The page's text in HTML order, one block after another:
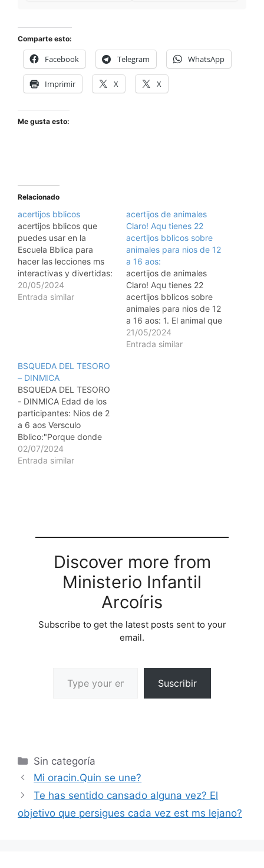
Comparte esto:
Facebook Telegram WhatsApp
Imprimir X X
Me gusta esto:
Relacionado
acertijos bblicos
acertijos bblicos que
puedes usar en la
Escuela Bblica para
hacer las lecciones ms
interactivas y divertidas:
Acertijos Bblicos Acertijo:
Pista: En el principio, fui
Pista: Dios me us para…
20/05/2024
Entrada similar
acertijos de animales
Claro! Aqu tienes 22
acertijos bblicos sobre
animales para nios de 12
a 16 aos:
acertijos de animales
Claro! Aqu tienes 22
acertijos bblicos sobre
animales para nios de 12
a 16 aos: 1. El animal que
transport a María Soy un
animal de carga que
21/05/2024
Entrada similar
BSQUEDA DEL TESORO
– DINMICA
BSQUEDA DEL TESORO
- DINMICA Edad de los
participantes: Nios de 2
a 6 aos Versculo
Bblico:"Porque donde
est tu tesoro, all estar
tambin tu corazn." -
02/07/2024
Entrada similar
Discover more from
Ministerio Infantil
Arcoíris
Subscribe to get the latest posts sent to your
email.
Suscribir
Sin categoría
Mi oracin.Quin se une?
Te has sentido cansado alguna vez? El
objetivo que persigues cada vez est ms lejano?